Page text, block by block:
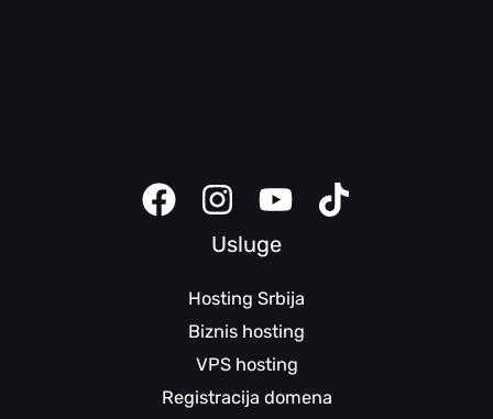
Usluge
Hosting Srbija
Biznis hosting
VPS hosting
Registracija domena